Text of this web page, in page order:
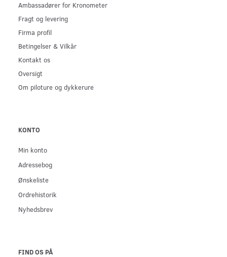
Ambassadører for Kronometer
Fragt og levering
Firma profil
Betingelser & Vilkår
Kontakt os
Oversigt
Om piloture og dykkerure
KONTO
Min konto
Adressebog
Ønskeliste
Ordrehistorik
Nyhedsbrev
FIND OS PÅ